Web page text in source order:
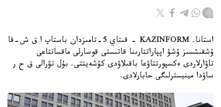
استانا. KAZINFORM - قىتاي 5-تامىزدان باستاپ ا ق ش-قا
ۇشقىشسىز ۇشۋ اپپاراتتارىنا قاتىستى قوسارلى ماقساتتاعى
تاۋارلاردى ەكسپورتتاۋعا باقىلاۋدى كۇشەيتتى. بۇل تۋرالى ق ح ر
ساۋدا مينيسترلىگى حابارلادى.